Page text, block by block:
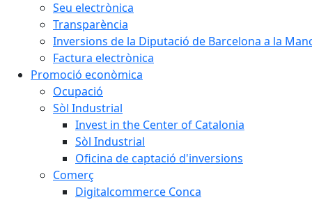
Seu electrònica
Transparència
Inversions de la Diputació de Barcelona a la
Factura electrònica
Promoció econòmica
Ocupació
Sòl Industrial
Invest in the Center of Catalonia
Sòl Industrial
Oficina de captació d'inversions
Comerç
Digitalcommerce Conca